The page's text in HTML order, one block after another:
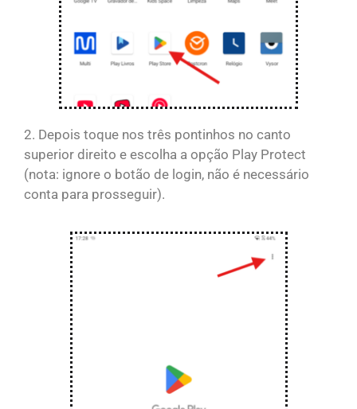
2. Depois toque nos três pontinhos no canto
superior direito e escolha a opção Play Protect
(nota: ignore o botão de login, não é necessário
conta para prosseguir).